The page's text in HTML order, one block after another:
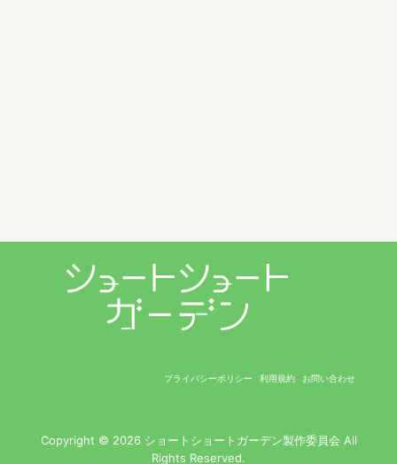
プライバシーポリシー 利用規約 お問い合わせ
Copyright © 2026 ショートショートガーデン製作委員会 All
Rights Reserved.